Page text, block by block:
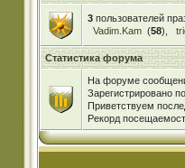
3пользователей
Vadim.Kam (58),
Статистика форума
На форуме
Зарегистрировано
Приветствуем
Рекорд